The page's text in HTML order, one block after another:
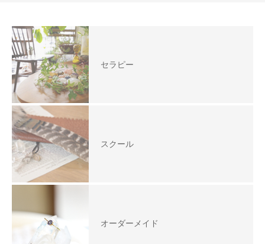
セラピー
スクール
オーダーメイド